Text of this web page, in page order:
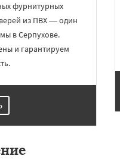
фурнитурных
из ПВХ — один
в Серпухове.
и гарантируем